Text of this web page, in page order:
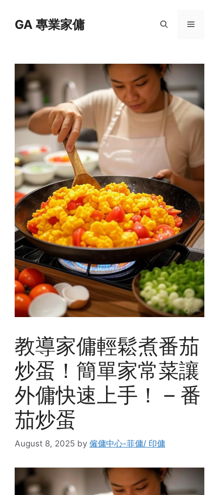
contentGA 專業家傭 Menu
教導家傭輕鬆煮番茄
炒蛋！簡單家常菜讓
外傭快速上手！ – 番
茄炒蛋
August 8, 2025 by 僱傭中心-菲傭/ 印傭